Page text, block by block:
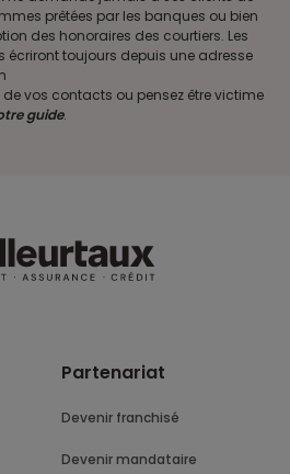
prêtées par les banques ou bien
des honoraires des courtiers. Les
écriront toujours depuis une adresse
de vos contacts ou pensez être victime
guide.
Partenariat
Devenir franchisé
Devenir mandataire